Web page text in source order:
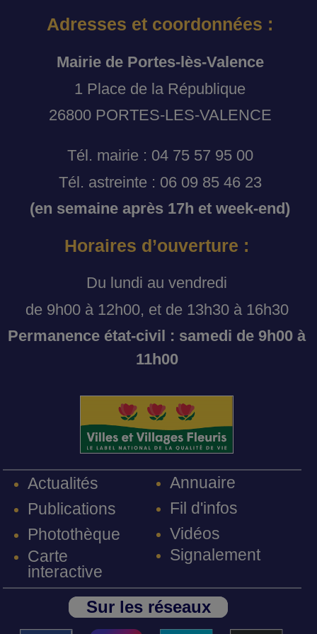
Adresses et coordonnées :
Mairie de Portes-lès-Valence
1 Place de la République
26800 PORTES-LES-VALENCE
Tél. mairie : 04 75 57 95 00
Tél. astreinte : 06 09 85 46 23
(en semaine après 17h et week-end)
Horaires d’ouverture :
Du lundi au vendredi
de 9h00 à 12h00, et de 13h30 à 16h30
Permanence état-civil : samedi de 9h00 à
11h00
Actualités
Publications
Photothèque
Carte
interactive
Annuaire
Fil d'infos
Vidéos
Signalement
Sur les réseaux